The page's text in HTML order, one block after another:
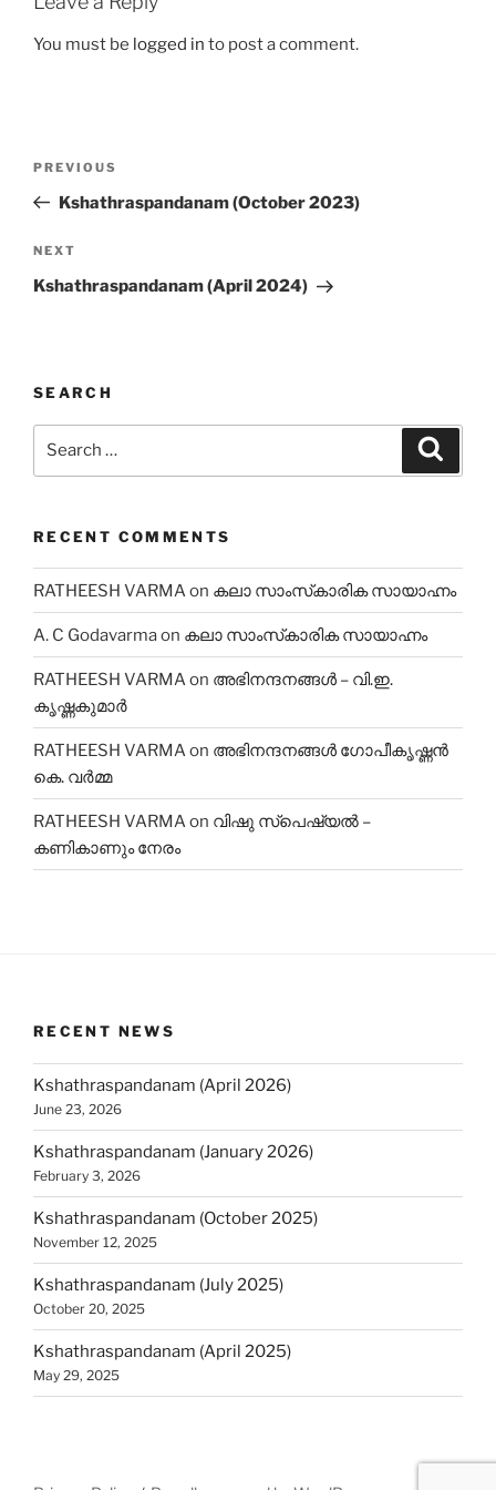
You must be logged in to post a comment.
Previous
Post
PREVIOUS
Kshathraspandanam (October 2023)
Next
Post
NEXT
Kshathraspandanam (April 2024)
SEARCH
RECENT COMMENTS
RATHEESH VARMAon കലാ സാംസ്‌കാരിക സായാഹ്നം
A. C Godavarmaon കലാ സാംസ്‌കാരിക സായാഹ്നം
RATHEESH VARMAon അഭിനന്ദനങ്ങൾ – വി.ഇ.
കൃഷ്ണകുമാർ
RATHEESH VARMAon അഭിനന്ദനങ്ങൾ ഗോപീകൃഷ്ണൻ
കെ. വർമ്മ
RATHEESH VARMAon വിഷു സ്പെഷ്യൽ –
കണികാണും നേരം
RECENT NEWS
Kshathraspandanam (April 2026)
June 23, 2026
Kshathraspandanam (January 2026)
February 3, 2026
Kshathraspandanam (October 2025)
November 12, 2025
Kshathraspandanam (July 2025)
October 20, 2025
Kshathraspandanam (April 2025)
May 29, 2025